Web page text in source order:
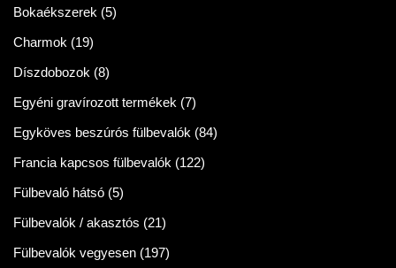
Bokaékszerek (5)
Charmok (19)
Díszdobozok (8)
Egyéni gravírozott termékek (7)
Egyköves beszúrós fülbevalók (84)
Francia kapcsos fülbevalók (122)
Fülbevaló hátsó (5)
Fülbevalók / akasztós (21)
Fülbevalók vegyesen (197)